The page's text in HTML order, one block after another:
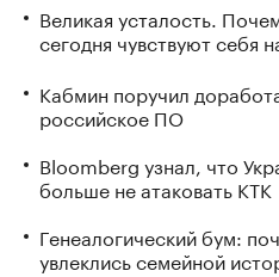
Великая усталость.
сегодня чувствуют себя
Кабмин поручил
российское ПО
Bloomberg узнал, что
больше не атаковать КТК
Генеалогический бум:
увлеклись семейной